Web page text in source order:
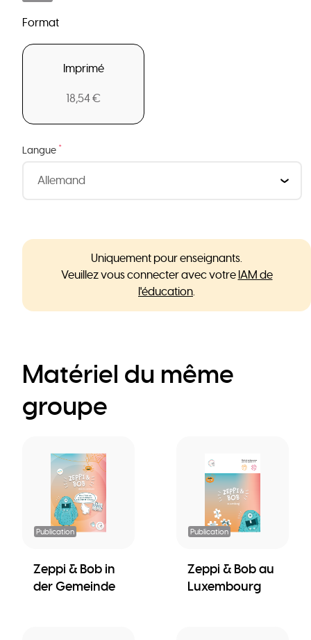
Format
Imprimé
18,54 €
Langue *
Uniquement pour enseignants.
Veuillez vous connecter avec votre IAM de
l'éducation.
Matériel du même
groupe
Publication
Zeppi & Bob in
der Gemeinde
Publication
Zeppi & Bob au
Luxembourg